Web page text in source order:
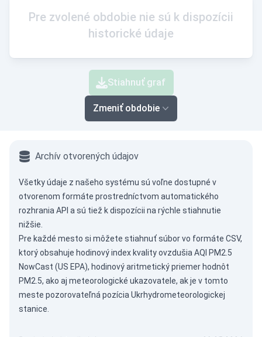
Pre zvolené obdobie nie sú k dispozícii
historické údaje
Stiahnuť graf
Zmeniť obdobie
Archív otvorených údajov
Všetky údaje z našeho systému sú voľne dostupné v
otvorenom formáte prostredníctvom automatického
rozhrania API a sú tiež k dispozícii na rýchle stiahnutie
nižšie.
Pre každé mesto si môžete stiahnuť súbor vo formáte CSV,
ktorý obsahuje hodinový index kvality ovzdušia AQI PM2.5
NowCast (US EPA), hodinový aritmetický priemer hodnôt
PM2.5, ako aj meteorologické ukazovatele, ak je v tomto
meste pozorovateľná pozícia Ukrhydrometeorologickej
stanice.